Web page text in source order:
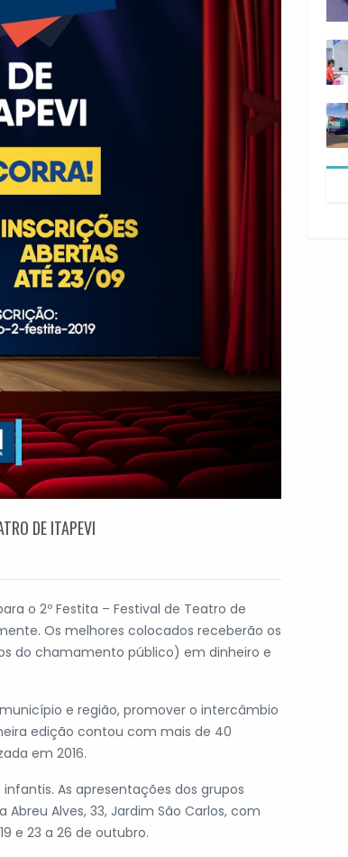
DE ITAPEVI
o 2º Festita – Festival de Teatro de
Os melhores colocados receberão os
do chamamento público) em dinheiro e
e região, promover o intercâmbio
edição contou com mais de 40
em 2016.
As apresentações dos grupos
Abreu Alves, 33, Jardim São Carlos, com
e 23 a 26 de outubro.